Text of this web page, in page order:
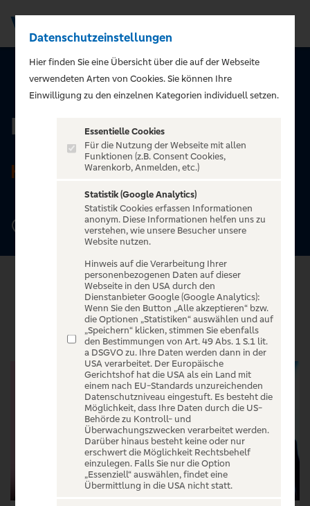
ZURÜCK ZUR STARTSEITE
Docks Hamburg
HAMBURG
Spielbudenplatz 19, 20359 Hamburg
VERANSTALTUNGEN
Datenschutzeinstellungen
Hier finden Sie eine Übersicht über die auf der Webseite
verwendeten Arten von Cookies. Sie können Ihre
Einwilligung zu den einzelnen Kategorien individuell setzen.
Essentielle Cookies
Für die Nutzung der Webseite mit allen
Funktionen (z.B. Consent Cookies,
Warenkorb, Anmelden, etc.)
Statistik (Google Analytics)
Statistik Cookies erfassen Informationen
anonym. Diese Informationen helfen uns zu
verstehen, wie unsere Besucher unsere
Website nutzen.
Hinweis auf die Verarbeitung Ihrer
personenbezogenen Daten auf dieser
Webseite in den USA durch den
Dienstanbieter Google (Google Analytics):
Wenn Sie den Button „Alle akzeptieren“ bzw.
die Optionen „Statistiken“ auswählen und auf
„Speichern“ klicken, stimmen Sie ebenfalls
den Bestimmungen von Art. 49 Abs. 1 S.1 lit.
a DSGVO zu. Ihre Daten werden dann in der
USA verarbeitet. Der Europäische
Gerichtshof hat die USA als ein Land mit
einem nach EU-Standards unzureichenden
Datenschutzniveau eingestuft. Es besteht die
Möglichkeit, dass Ihre Daten durch die US-
Behörde zu Kontroll- und
Überwachungszwecken verarbeitet werden.
Darüber hinaus besteht keine oder nur
erschwert die Möglichkeit Rechtsbehelf
einzulegen. Falls Sie nur die Option
„Essenziell“ auswählen, findet eine
Übermittlung in die USA nicht statt.